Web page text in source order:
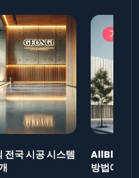
전국 시공 시스템
기타분
AllBlog에
방법에 대